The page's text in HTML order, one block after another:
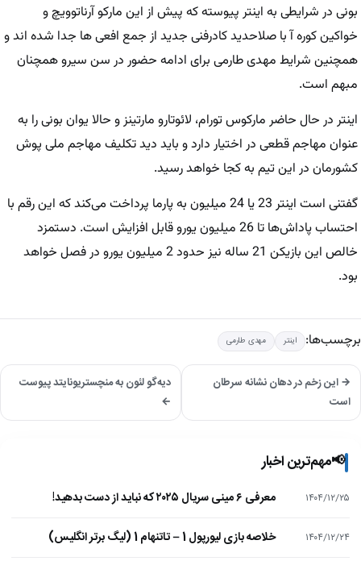
بونی در شرایطی به اینتر پیوسته که پیش از این مارکو آرناتوویچ و
خواکین کوره آ با صلاحدید کادرفنی جدید از جمع افعی ها جدا شده اند و
همچنین شرایط مهدی طارمی برای ادامه حضور در سن سیرو همچنان
مبهم است.
اینتر در حال حاضر مارکوس تورام، لائوتارو مارتینز و حالا یوان بونی را به
عنوان مهاجم قطعی در اختیار دارد و باید دید تکلیف مهاجم ملی پوش
کشورمان در این تیم به کجا خواهد رسید‌.
گفتنی است اینتر 23 یا 24 میلیون به پارما پرداخت می‌کند که این رقم با
احتساب پاداش‌ها تا 26 میلیون یورو قابل افزایش است. دستمزد
خالص این بازیکن 21 ساله نیز حدود 2 میلیون یورو در فصل خواهد
بود.
برچسب‌ها: اینتر مهدی طارمی
→ این زخم در دهان نشانه سرطان
است
دیه‌گو لئون به منچستریونایتد پیوست
←
📢مهم‌ترین اخبار
۱۴۰۴/۱۲/۲۵ معرفی ۶ مینی سریال ۲۰۲۵ که نباید از دست بدهید!
۱۴۰۴/۱۲/۲۴ خلاصه بازی لیورپول 1 – تاتنهام 1 (لیگ برتر انگلیس)